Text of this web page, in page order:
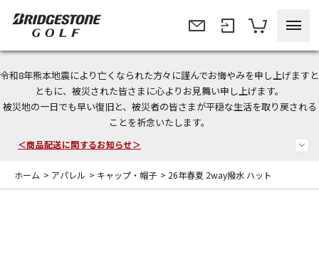
令和8年熊本地震により亡くなられた方々に謹んでお悔やみを申し上げますと
ともに、被災された皆さまに心よりお見舞い申し上げます。
被災地の一日でも早い復旧と、被災者の皆さまが平穏な生活を取り戻される
ことを祈念いたします。
＜夏季休暇中のご注文・発送・お問い合わせ＞
今なら新規会員登録で1,000円OFFクーポンプレゼント！
＜商品配送に関するお知らせ＞
ホーム > アパレル > キャップ・帽子 > 26年春夏 2way撥水 ハット